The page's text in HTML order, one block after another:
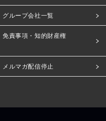
グループ会社一覧
免責事項・知的財産権
メルマガ配信停止